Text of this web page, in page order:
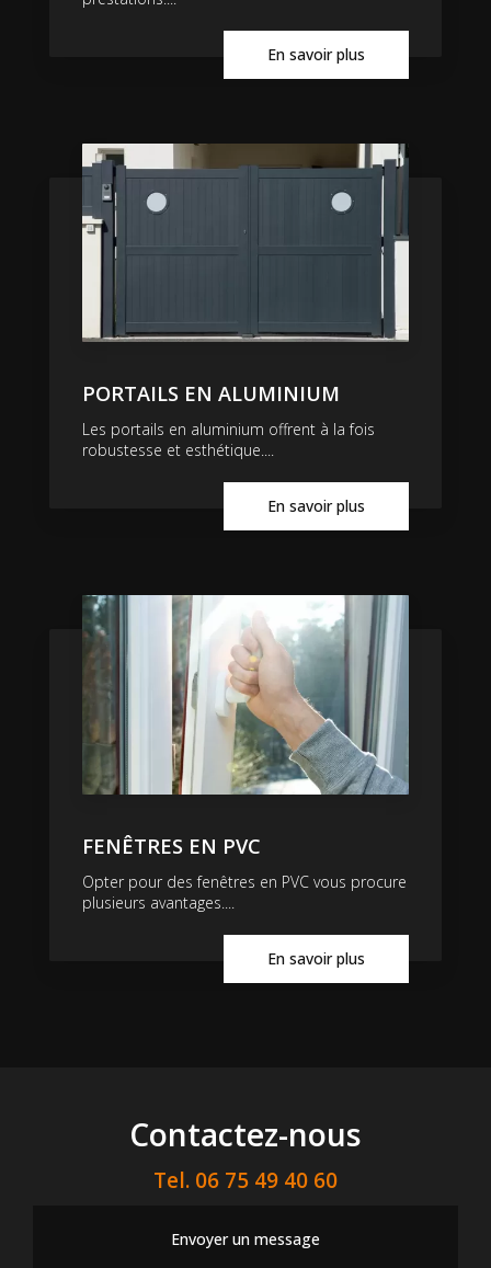
En savoir plus
PORTAILS EN ALUMINIUM
Les portails en aluminium offrent à la fois
robustesse et esthétique....
En savoir plus
FENÊTRES EN PVC
Opter pour des fenêtres en PVC vous procure
plusieurs avantages....
En savoir plus
Contactez-nous
Tel. 06 75 49 40 60
Envoyer un message